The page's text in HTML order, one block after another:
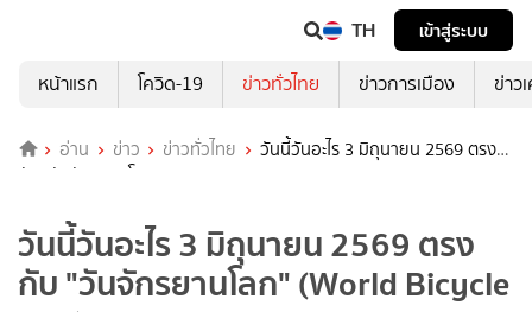
TH
เข้าสู่ระบบ
หน้าแรก
โควิด-19 ข่าวทั่วไทย ข่าวการเมือง ข่าว
อ่าน ข่าว ข่าวทั่วไทย
วันนี้วันอะไร 3 มิถุนายน 2569 ตรง
กับ "วันจักรยานโลก" (World Bicycle Day)
วันนี้วันอะไร 3 มิถุนายน 2569 ตรง
กับ "วันจักรยานโลก" (World Bicycle